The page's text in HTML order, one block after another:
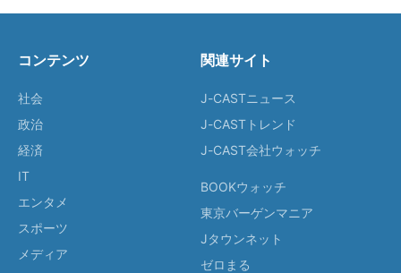
コンテンツ
社会
政治
経済
IT
エンタメ
スポーツ
メディア
関連サイト
J-CASTニュース
J-CASTトレンド
J-CAST会社ウォッチ
BOOKウォッチ
東京バーゲンマニア
Jタウンネット
ゼロまる